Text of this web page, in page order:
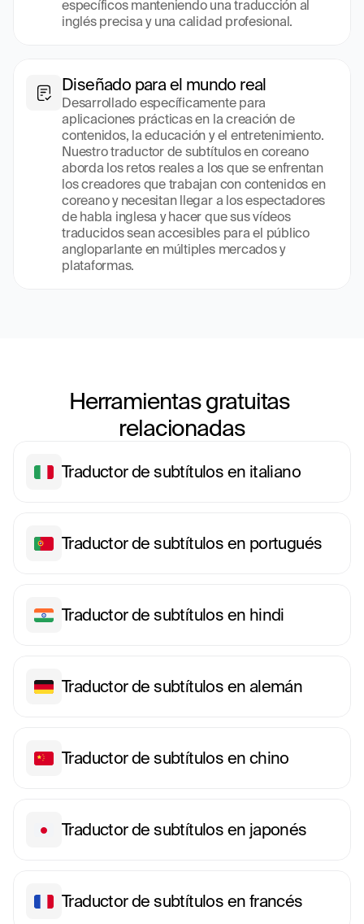
específicos manteniendo una traducción al
inglés precisa y una calidad profesional.
Diseñado para el mundo real
Desarrollado específicamente para
aplicaciones prácticas en la creación de
contenidos, la educación y el entretenimiento.
Nuestro traductor de subtítulos en coreano
aborda los retos reales a los que se enfrentan
los creadores que trabajan con contenidos en
coreano y necesitan llegar a los espectadores
de habla inglesa y hacer que sus vídeos
traducidos sean accesibles para el público
angloparlante en múltiples mercados y
plataformas.
Herramientas gratuitas
relacionadas
Traductor de subtítulos en italiano
Traductor de subtítulos en portugués
Traductor de subtítulos en hindi
Traductor de subtítulos en alemán
Traductor de subtítulos en chino
Traductor de subtítulos en japonés
Traductor de subtítulos en francés